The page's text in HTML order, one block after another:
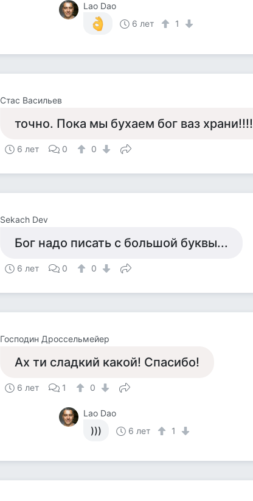
Lao Dao
6 лет
1
Стас Васильев
точно. Пока мы бухаем бог ваз храни!!!!
6 лет 0 0
Sekach Dev
Бог надо писать с большой буквы...
6 лет 0 0
Господин Дроссельмейер
Ах ти сладкий какой! Спасибо!
6 лет 1 0
Lao Dao
))) 6 лет 1